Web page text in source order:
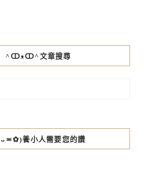
^ↀᴥↀ^文章搜尋
養小人需要您的讚